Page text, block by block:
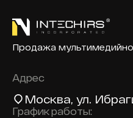
Продажа
Адрес
Москва, ул.
График работы: